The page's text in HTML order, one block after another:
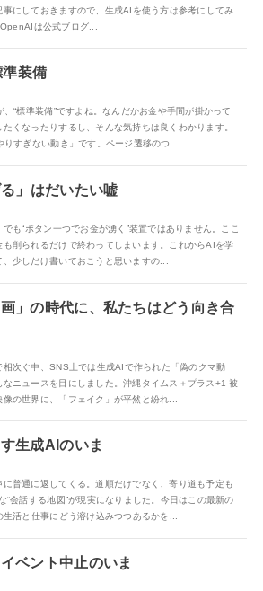
にしておきますので、生成AIを使う方は参考にしてみ
は公式ブログ...
装備
“標準装備”ですよね。なんだかお金や手間が掛かって
くなったりするし、そんな気持ちは良くわかります。
すぎない動き」です。ページ遷移のつ...
」はだいたい嘘
も“ボタン一つでお金が湧く”装置ではありません。ここ
削られるだけで終わってしまいます。これからAIを学
少しだけ書いておこうと思いますの...
」の時代に、私たちはどう向き合
次ぐ中、SNS上では生成AIで作られた「偽のクマ動
ニュースを目にしました。沖縄タイムス＋プラス+1 被
の世界に、「フェイク」が平然と紛れ...
生成AIのいま
普通に返してくる。道順だけでなく、寄り道も予定も
“会話する地図”が現実になりました。今日はこの最新の
活と仕事にどう溶け込みつつあるかを...
ベント中止のいま